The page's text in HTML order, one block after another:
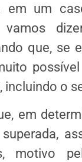
em um
vamos
que, se
incluindo o
em
motivo